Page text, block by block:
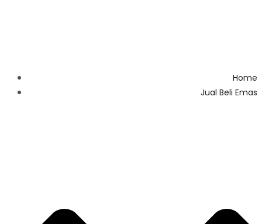
Home
Jual Beli Emas